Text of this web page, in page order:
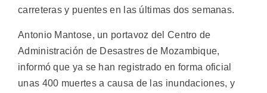
carreteras y puentes en las últimas dos semanas.
Antonio Mantose, un portavoz del Centro de
Administración de Desastres de Mozambique,
informó que ya se han registrado en forma oficial
unas 400 muertes a causa de las inundaciones, y